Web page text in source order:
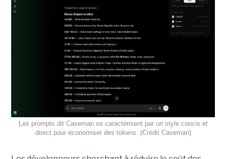
Les prompts dit Caveman se caractérisent par un style concis et
direct pour économiser des tokens. (Crédit Caveman)